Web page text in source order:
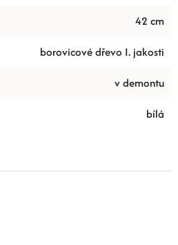
42 cm
borovicové dřevo I. jakosti
v demontu
bílá